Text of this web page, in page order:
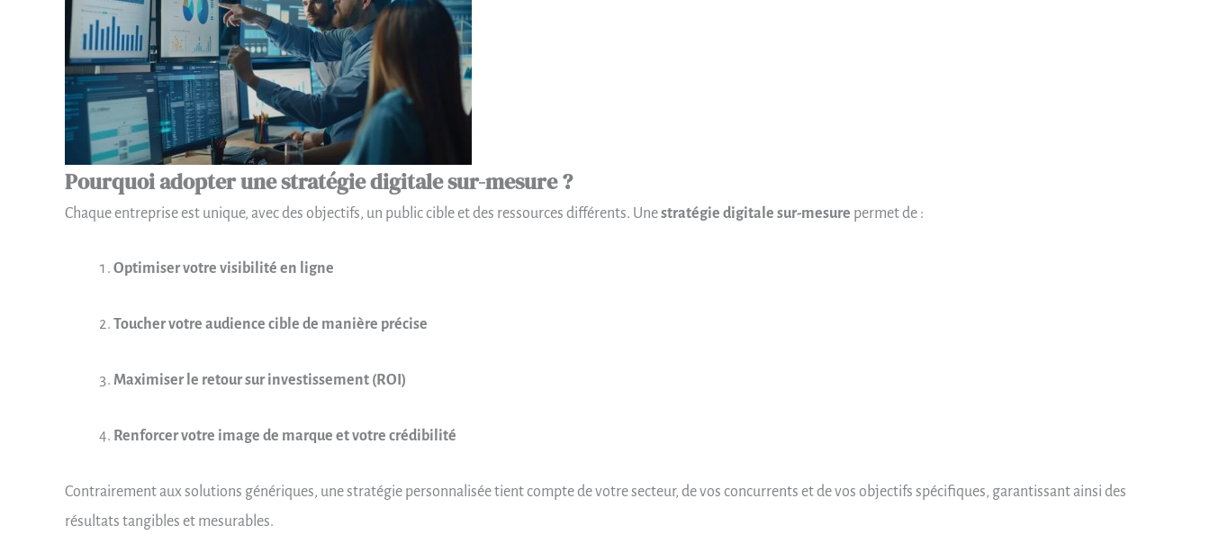
Pourquoi adopter une stratégie digitale sur-mesure ?
Chaque entreprise est unique, avec des objectifs, un public cible et des ressources différents. Unestratégie digitale sur-mesure permet de :
Optimiser votre visibilité en ligne
Toucher votre audience cible de manière précise
Maximiser le retour sur investissement (ROI)
Renforcer votre image de marque et votre crédibilité
Contrairement aux solutions génériques, une stratégie personnalisée tient compte de votre secteur, de vos concurrents et de vos objectifs spécifiques, garantissant ainsi des
résultats tangibles et mesurables.